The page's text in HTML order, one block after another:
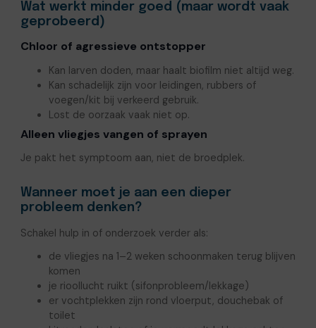
Wat werkt minder goed (maar wordt vaak
geprobeerd)
Chloor of agressieve ontstopper
Kan larven doden, maar haalt biofilm niet altijd weg.
Kan schadelijk zijn voor leidingen, rubbers of
voegen/kit bij verkeerd gebruik.
Lost de oorzaak vaak niet op.
Alleen vliegjes vangen of sprayen
Je pakt het symptoom aan, niet de broedplek.
Wanneer moet je aan een dieper
probleem denken?
Schakel hulp in of onderzoek verder als:
de vliegjes na 1–2 weken schoonmaken terug blijven
komen
je rioollucht ruikt (sifonprobleem/lekkage)
er vochtplekken zijn rond vloerput, douchebak of
toilet